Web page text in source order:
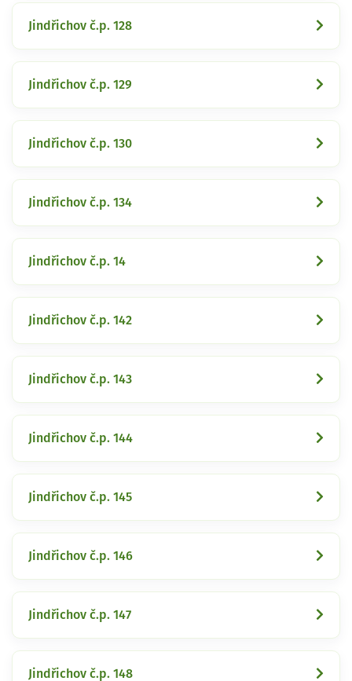
Jindřichov č.p. 128
Jindřichov č.p. 129
Jindřichov č.p. 130
Jindřichov č.p. 134
Jindřichov č.p. 14
Jindřichov č.p. 142
Jindřichov č.p. 143
Jindřichov č.p. 144
Jindřichov č.p. 145
Jindřichov č.p. 146
Jindřichov č.p. 147
Jindřichov č.p. 148